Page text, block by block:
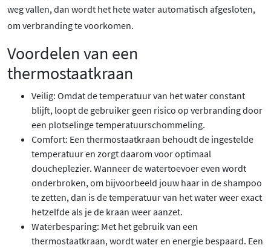
weg vallen, dan wordt het hete water automatisch afgesloten,
om verbranding te voorkomen.
Voordelen van een
thermostaatkraan
Veilig: Omdat de temperatuur van het water constant
blijft, loopt de gebruiker geen risico op verbranding door
een plotselinge temperatuurschommeling.
Comfort: Een thermostaatkraan behoudt de ingestelde
temperatuur en zorgt daarom voor optimaal
doucheplezier. Wanneer de watertoevoer even wordt
onderbroken, om bijvoorbeeld jouw haar in de shampoo
te zetten, dan is de temperatuur van het water weer exact
hetzelfde als je de kraan weer aanzet.
Waterbesparing: Met het gebruik van een
thermostaatkraan, wordt water en energie bespaard. Een